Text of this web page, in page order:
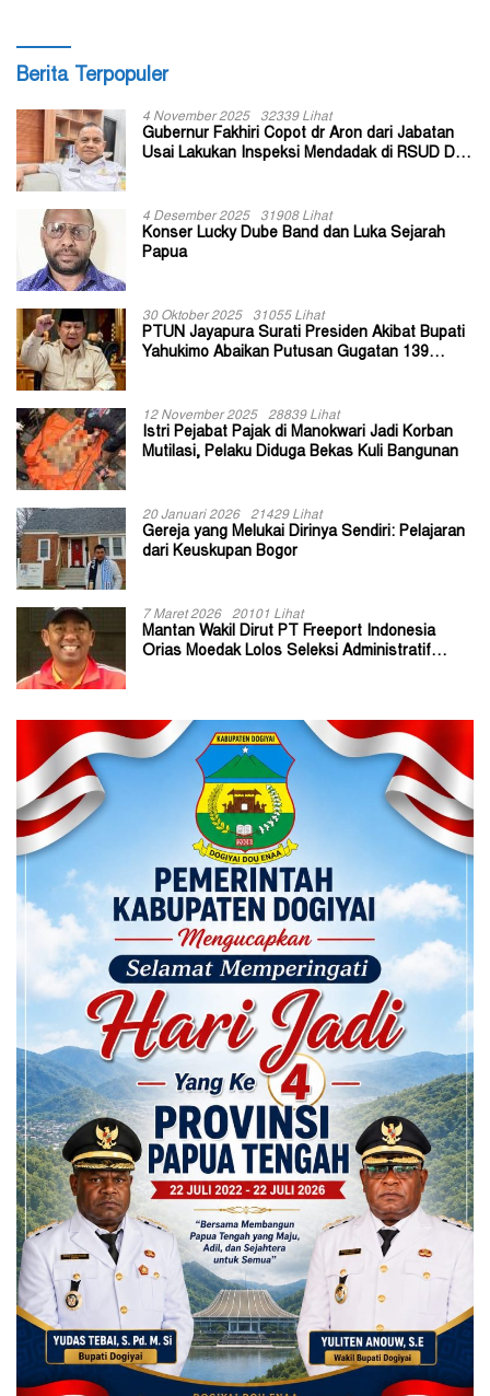
Berita Terpopuler
4 November 2025 32339 Lihat
Gubernur Fakhiri Copot dr Aron dari Jabatan
Usai Lakukan Inspeksi Mendadak di RSUD Dok
4 Desember 2025 31908 Lihat
Konser Lucky Dube Band dan Luka Sejarah
Papua
30 Oktober 2025 31055 Lihat
PTUN Jayapura Surati Presiden Akibat Bupati
Yahukimo Abaikan Putusan Gugatan 139
12 November 2025 28839 Lihat
Istri Pejabat Pajak di Manokwari Jadi Korban
Mutilasi, Pelaku Diduga Bekas Kuli Bangunan
20 Januari 2026 21429 Lihat
Gereja yang Melukai Dirinya Sendiri: Pelajaran
dari Keuskupan Bogor
7 Maret 2026 20101 Lihat
Mantan Wakil Dirut PT Freeport Indonesia
Orias Moedak Lolos Seleksi Administratif